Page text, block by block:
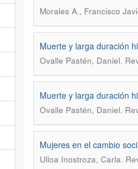
Morales A., Francisco
Muerte y larga duración
Ovalle Pastén, Daniel.
Muerte y larga duración
Ovalle Pastén, Daniel.
Mujeres en el cambio
Ulloa Inostroza, Carla.